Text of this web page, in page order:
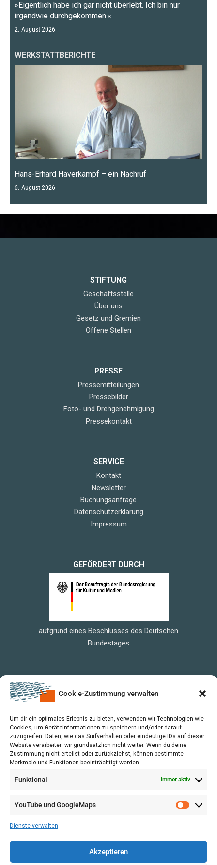
Cookie-Zustimmung verwalten
Um dir ein optimales Erlebnis zu bieten, verwenden wir Technologien wie
Cookies, um Geräteinformationen zu speichern und/oder darauf
zuzugreifen. Daten, wie das Surfverhalten oder eindeutige IDs auf dieser
Website verarbeiten wir grundsätzlich nicht weiter. Wenn du deine
Zustimmung nicht erteilst oder zurückziehst, können bestimmte
Merkmale und Funktionen beeinträchtigt werden.
Funktional Immer aktiv
YouTube und GoogleMaps
Dienste verwalten
Akzeptieren
»Eigentlich habe ich gar nicht überlebt. Ich bin nur
irgendwie durchgekommen.«
2. August 2026
WERKSTATTBERICHTE
Hans-Erhard Haverkampf – ein Nachruf
6. August 2026
STIFTUNG
Geschäftsstelle
Über uns
Gesetz und Gremien
Offene Stellen
PRESSE
Pressemitteilungen
Pressebilder
Foto- und Drehgenehmigung
Pressekontakt
SERVICE
Kontakt
Newsletter
Buchungsanfrage
Datenschutzerklärung
Impressum
GEFÖRDERT DURCH
aufgrund eines Beschlusses des Deutschen
Bundestages
VERWALTUNG